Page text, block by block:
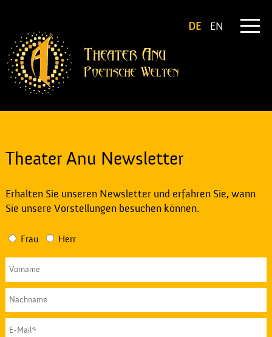
DE EN
Theater Anu Newsletter
Erhalten Sie unseren Newsletter und erfahren Sie, wann
Sie unsere Vorstellungen besuchen können.
Frau Herr